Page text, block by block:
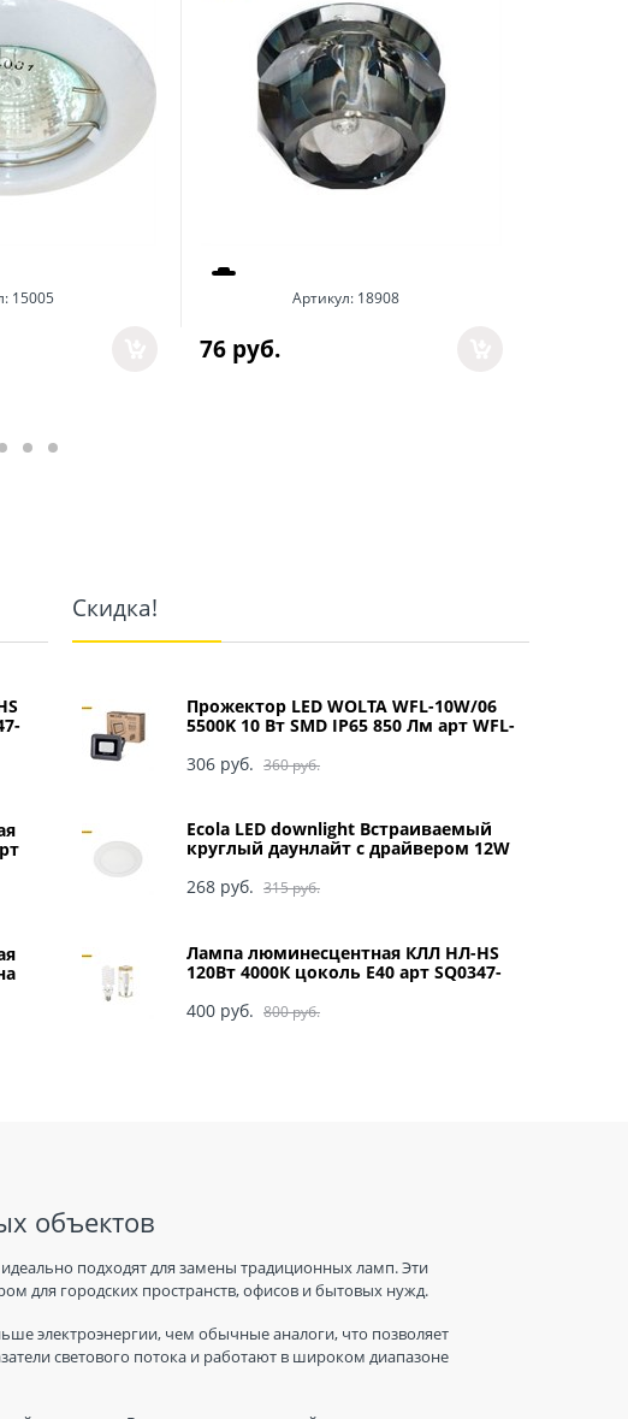
15005 Артикул: 18908
76 руб.
Скидка!
Прожектор LED WOLTA WFL-10W/06
5500K 10 Вт SMD IP65 850 Лм арт WFL-
360 руб.
306 руб.
Ecola LED downlight Встраиваемый
круглый даунлайт с драйвером 12W
315 руб.
268 руб.
Лампа люминесцентная КЛЛ НЛ-HS
120Вт 4000К цоколь Е40 арт SQ0347-
800 руб.
400 руб.
объектов
подходят для замены традиционных ламп. Эти
для городских пространств, офисов и бытовых нужд.
электроэнергии, чем обычные аналоги, что позволяет
светового потока и работают в широком диапазоне